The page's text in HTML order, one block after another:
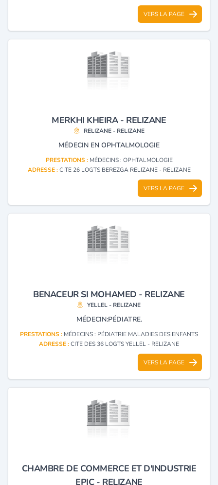
VERS LA PAGE
MERKHI KHEIRA - RELIZANE
RELIZANE - RELIZANE
MÉDECIN EN OPHTALMOLOGIE
PRESTATIONS : MÉDECINS : OPHTALMOLOGIE
ADRESSE :CITE 26 LOGTS BEREZGA RELIZANE - RELIZANE
VERS LA PAGE
BENACEUR SI MOHAMED - RELIZANE
YELLEL - RELIZANE
MÉDECIN:PÉDIATRE.
PRESTATIONS : MÉDECINS : PÉDIATRIE MALADIES DES ENFANTS
ADRESSE :CITE DES 36 LOGTS YELLEL - RELIZANE
VERS LA PAGE
CHAMBRE DE COMMERCE ET D'INDUSTRIE
EPIC - RELIZANE